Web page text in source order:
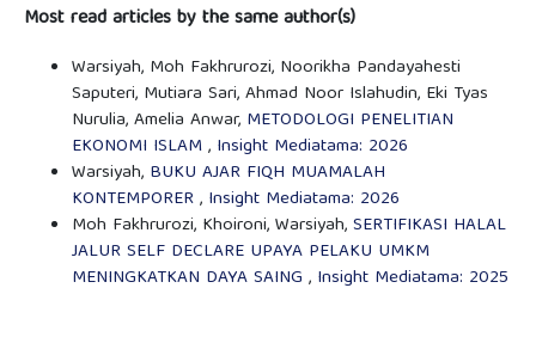
Most read articles by the same author(s)
Warsiyah, Moh Fakhrurozi, Noorikha Pandayahesti
Saputeri, Mutiara Sari, Ahmad Noor Islahudin, Eki Tyas
Nurulia, Amelia Anwar, METODOLOGI PENELITIAN
EKONOMI ISLAM, Insight Mediatama: 2026
Warsiyah, BUKU AJAR FIQH MUAMALAH
KONTEMPORER, Insight Mediatama: 2026
Moh Fakhrurozi, Khoironi, Warsiyah,SERTIFIKASI HALAL
JALUR SELF DECLARE UPAYA PELAKU UMKM
MENINGKATKAN DAYA SAING , Insight Mediatama: 2025